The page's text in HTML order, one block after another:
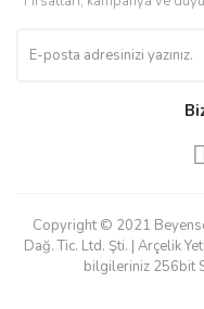
Copyright © 2021
Dağ. Tic. Ltd. Şti. | Arçelik
bilgileriniz 256bit